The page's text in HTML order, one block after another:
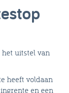
uitstel van
heeft voldaan
en een